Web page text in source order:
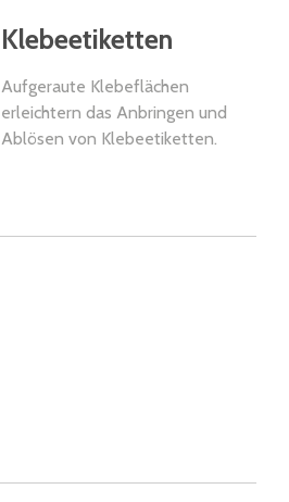
Klebeetiketten
Aufgeraute Klebeflächen
erleichtern das Anbringen und
Ablösen von Klebeetiketten.